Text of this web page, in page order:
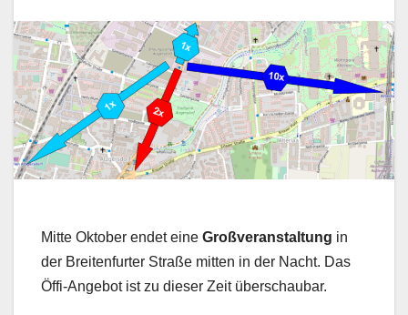
Mitte Oktober endet eine Großveranstaltung in
der Breitenfurter Straße mitten in der Nacht. Das
Öffi-Angebot ist zu dieser Zeit überschaubar.